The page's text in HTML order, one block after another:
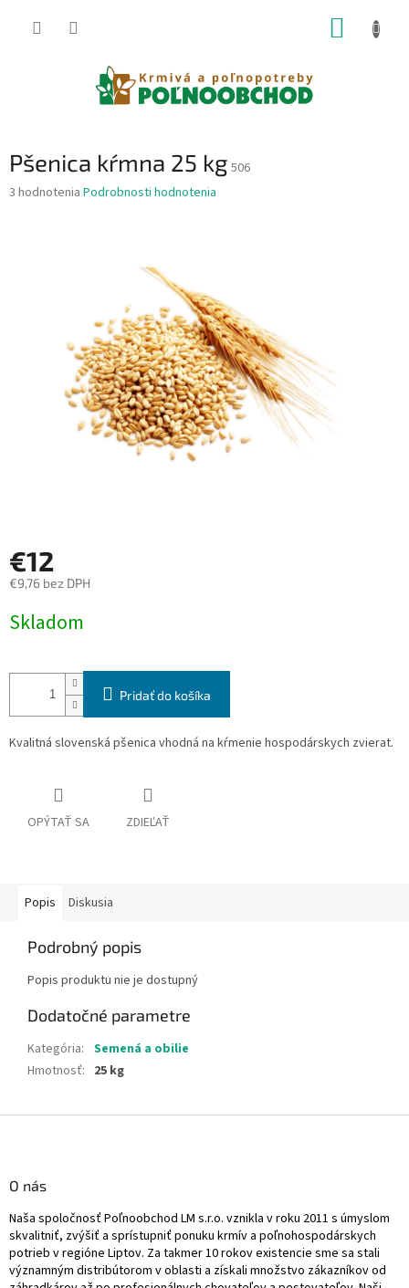
Pšenica kŕmna 25 kg 506
Priemerné
3 hodnotenia Podrobnosti hodnotenia
€12
€9,76 bez DPH
cena:
Skladom
Pridať do košíka
Kvalitná slovenská pšenica vhodná na kŕmenie hospodárskych zvierat.
OPÝTAŤ SA ZDIEĽAŤ
Popis Diskusia
Podrobný popis
Popis produktu nie je dostupný
Dodatočné parametre
Kategória: Semená a obilie
Hmotnosť: 25 kg
O nás
Naša spoločnosť Poľnoobchod LM s.r.o. vznikla v roku 2011 s úmyslom
skvalitniť, zvýšiť a sprístupniť ponuku krmív a poľnohospodárskych
potrieb v regióne Liptov. Za takmer 10 rokov existencie sme sa stali
významným distribútorom v oblasti a získali množstvo zákazníkov od